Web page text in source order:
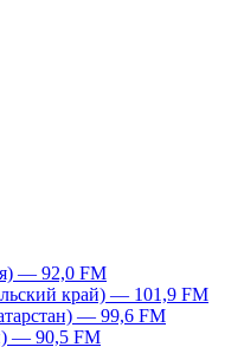
— 92,0 FM
край) — 101,9 FM
— 99,6 FM
— 90,5 FM